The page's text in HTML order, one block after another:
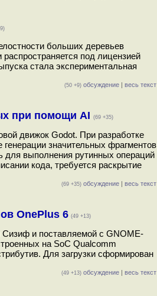
больших деревьев
под лицензией
стала экспериментальная
(50 +9) обсуждение | весь текст
при помощи AI (69 +35)
движок Godot. При разработке
значительных фрагментов
для выполнения рутинных операций
кода, требуется раскрытие
(69 +35) обсуждение | весь текст
OnePlus 6 (49 +13)
Сизиф и поставляемой с GNOME-
на SoC Qualcomm
Для загрузки сформирован
(49 +13) обсуждение | весь текст